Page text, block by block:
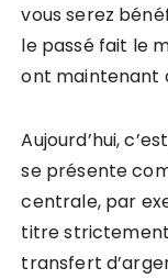
vous serez
le passé fait le
ont maintenant
Aujourd’hui,
se présente
centrale, par
titre
transfert